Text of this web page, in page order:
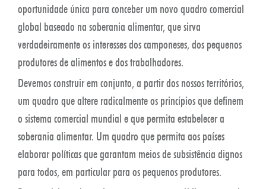
oportunidade única para conceber um novo quadro comercial
global baseado na soberania alimentar, que sirva
verdadeiramente os interesses dos camponeses, dos pequenos
produtores de alimentos e dos trabalhadores.
Devemos construir em conjunto, a partir dos nossos territórios,
um quadro que altere radicalmente os princípios que definem
o sistema comercial mundial e que permita estabelecer a
soberania alimentar. Um quadro que permita aos países
elaborar políticas que garantam meios de subsistência dignos
para todos, em particular para os pequenos produtores.